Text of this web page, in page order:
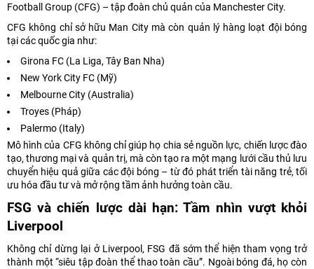
Football Group (CFG) – tập đoàn chủ quản của Manchester City.
CFG không chỉ sở hữu Man City mà còn quản lý hàng loạt đội bóng
tại các quốc gia như:
Girona FC (La Liga, Tây Ban Nha)
New York City FC (Mỹ)
Melbourne City (Australia)
Troyes (Pháp)
Palermo (Italy)
Mô hình của CFG không chỉ giúp họ chia sẻ nguồn lực, chiến lược đào
tạo, thương mại và quản trị, mà còn tạo ra một mạng lưới cầu thủ lưu
chuyển hiệu quả giữa các đội bóng – từ đó phát triển tài năng trẻ, tối
ưu hóa đầu tư và mở rộng tầm ảnh hưởng toàn cầu.
FSG và chiến lược dài hạn: Tầm nhìn vượt khỏi
Liverpool
Không chỉ dừng lại ở Liverpool, FSG đã sớm thể hiện tham vọng trở
thành một “siêu tập đoàn thể thao toàn cầu”. Ngoài bóng đá, họ còn